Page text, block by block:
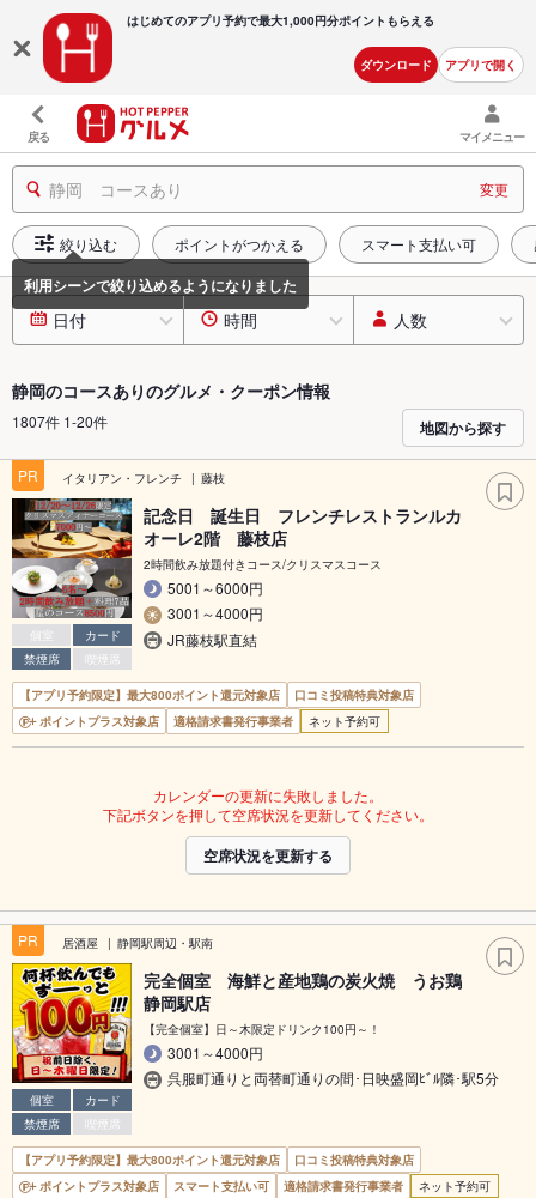
はじめてのアプリ予約で最大1,000円分ポイントもらえる
ダウンロード アプリで開く
戻る マイメニュー
静岡 コースあり 変更
絞り込む ポイントがつかえる スマート支払い可
日付 時間 人数
静岡のコースありのグルメ・クーポン情報
1807件 1-20件 地図から探す
PR イタリアン・フレンチ 藤枝
個室
カード
禁煙席
喫煙席
記念日 誕生日 フレンチレストランルカ
オーレ2階 藤枝店
2時間飲み放題付きコース/クリスマスコース
5001～6000円
3001～4000円
JR藤枝駅直結
【アプリ予約限定】最大800ポイント還元対象店
口コミ投稿特典対象店
ポイントプラス対象店
適格請求書発行事業者 ネット予約可
カレンダーの更新に失敗しました。
下記ボタンを押して空席状況を更新してください。
空席状況を更新する
PR 居酒屋 静岡駅周辺・駅南
個室
カード
禁煙席
喫煙席
完全個室 海鮮と産地鶏の炭火焼 うお鶏
静岡駅店
【完全個室】日～木限定ドリンク100円～！
3001～4000円
呉服町通りと両替町通りの間･日映盛岡ﾋﾞﾙ隣･駅5分
【アプリ予約限定】最大800ポイント還元対象店
口コミ投稿特典対象店
ポイントプラス対象店
スマート支払い可 適格請求書発行事業者
ネット予約可